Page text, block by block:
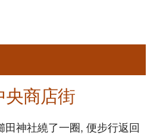
商店街
田神社繞了一圈, 便步行返回